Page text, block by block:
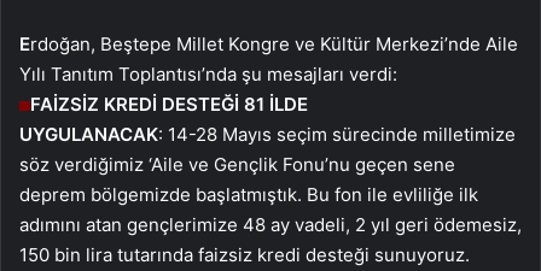
Erdoğan, Beştepe Millet Kongre ve Kültür Merkezi’nde Aile
Yılı Tanıtım Toplantısı’nda şu mesajları verdi:
FAİZSİZ KREDİ DESTEĞİ 81 İLDE
UYGULANACAK: 14-28 Mayıs seçim sürecinde milletimize
söz verdiğimiz ‘Aile ve Gençlik Fonu’nu geçen sene
deprem bölgemizde başlatmıştık. Bu fon ile evliliğe ilk
adımını atan gençlerimize 48 ay vadeli, 2 yıl geri ödemesiz,
150 bin lira tutarında faizsiz kredi desteği sunuyoruz.